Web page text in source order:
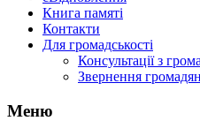
Книга памяті
Контакти
Для громадськості
Консультації з
Звернення громадян
Меню